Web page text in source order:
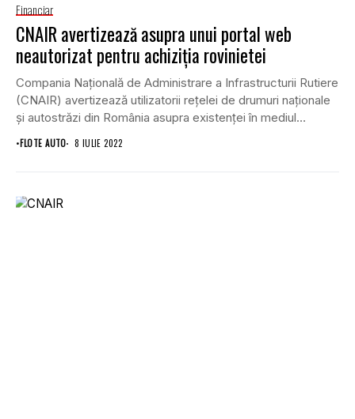
Financiar
CNAIR avertizează asupra unui portal web
neautorizat pentru achiziția rovinietei
Compania Națională de Administrare a Infrastructurii Rutiere
(CNAIR) avertizează utilizatorii rețelei de drumuri naționale
și autostrăzi din România asupra existenței în mediul
online...
•FLOTE AUTO 8 IULIE 2022